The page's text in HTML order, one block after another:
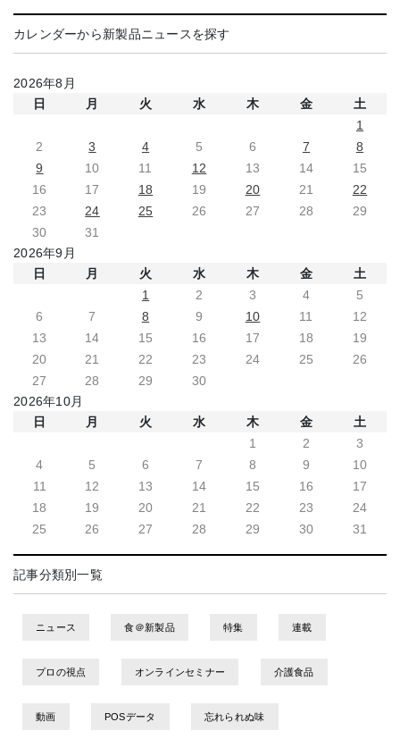
カレンダーから新製品ニュースを探す
2026年8月
日
月 火 水 木 金
土
1
2
3 4 5 6 7
8
9
10 11 12 13 14
15
16
17 18 19 20 21
22
23
24 25 26 27 28
29
30
31
2026年9月
日
月 火 水 木 金
土
1
2 3 4
5
6
7 8 9 10 11
12
13
14 15 16 17 18
19
20
21 22 23 24 25
26
27
28 29
30
2026年10月
日
月 火 水 木 金
土
1
2
3
4
5 6 7 8 9
10
11
12 13 14 15 16
17
18
19 20 21 22 23
24
25
26 27 28 29 30 31
記事分類別一覧
ニュース 食＠新製品 特集 連載
プロの視点 オンラインセミナー 介護食品
動画 POSデータ 忘れられぬ味